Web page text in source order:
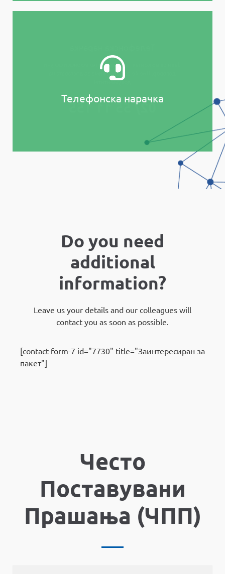
Телефонска нарачка
Јави се во контакт центарот и телефонски склучи
договор. Ние ќе се погрижиме за доставата на
документите!
02/ 55 11 155
Do you need
additional
information?
Leave us your details and our colleagues will
contact you as soon as possible.
[contact-form-7 id="7730" title="Заинтересиран за
пакет"]
Често
Поставувани
Прашања (ЧПП)